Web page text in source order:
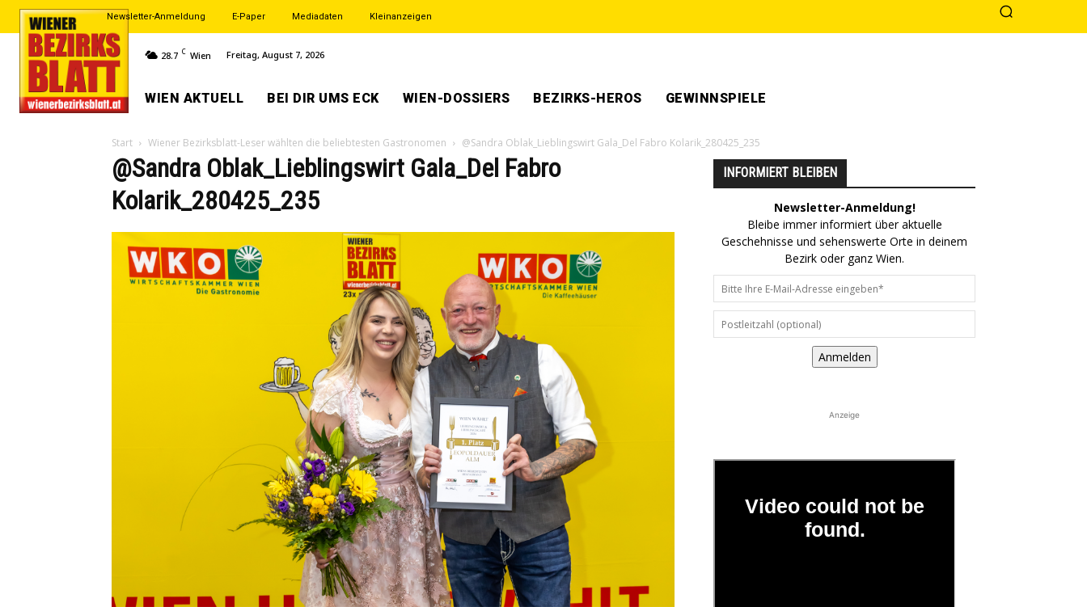
Newsletter-Anmeldung E-Paper Mediadaten Kleinanzeigen
28.7 C Wien Freitag, August 7, 2026
WIEN AKTUELL BEI DIR UMS ECK WIEN-DOSSIERS BEZIRKS-HEROS GEWINNSPIELE
Start Wiener Bezirksblatt-Leser wählten die beliebtesten Gastronomen @Sandra Oblak_Lieblingswirt Gala_Del Fabro Kolarik_280425_235
@Sandra Oblak_Lieblingswirt Gala_Del Fabro
Kolarik_280425_235
INFORMIERT BLEIBEN
Newsletter-Anmeldung!
Bleibe immer informiert über aktuelle
Geschehnisse und sehenswerte Orte in deinem
Bezirk oder ganz Wien.
Anmelden
Anzeige